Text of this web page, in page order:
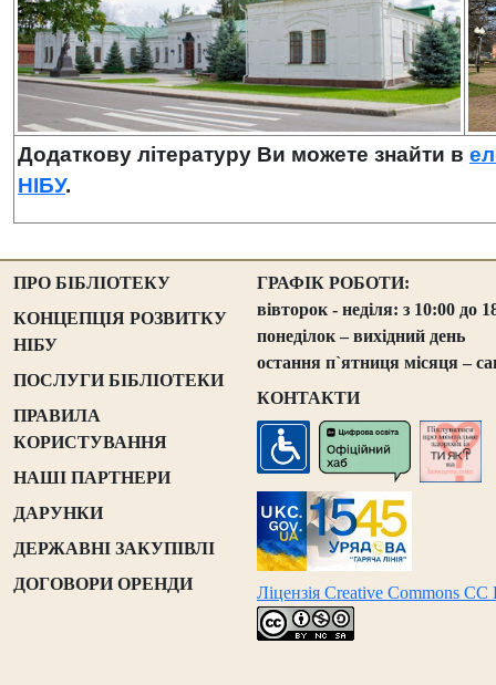
Додаткову літературу Ви можете знайти в
НІБУ.
ПРО БІБЛІОТЕКУ
КОНЦЕПЦІЯ РОЗВИТКУ
НІБУ
ПОСЛУГИ БІБЛІОТЕКИ
ПРАВИЛА
КОРИСТУВАННЯ
НАШІ ПАРТНЕРИ
ДАРУНКИ
ДЕРЖАВНІ ЗАКУПІВЛІ
ДОГОВОРИ ОРЕНДИ
ГРАФІК РОБОТИ:
вівторок - неділя: з 10:00 до
понеділок – вихідний день
остання п`ятниця місяця –
КОНТАКТИ
Ліцензія Creative Commons